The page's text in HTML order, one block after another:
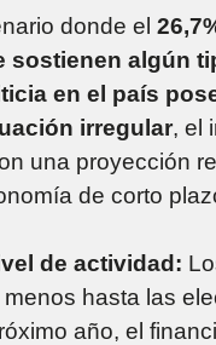
donde el
sostienen algún
en el país
irregular, el
una proyección
de corto
de actividad:
hasta las
año, el